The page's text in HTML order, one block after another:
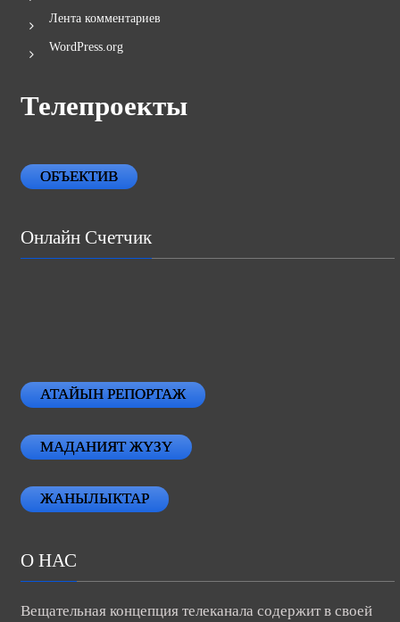
Лента комментариев
WordPress.org
Телепроекты
ОБЪЕКТИВ
Онлайн Счетчик
АТАЙЫН РЕПОРТАЖ
МАДАНИЯТ ЖҮЗҮ
ЖАНЫЛЫКТАР
О НАС
Вещательная концепция телеканала содержит в своей